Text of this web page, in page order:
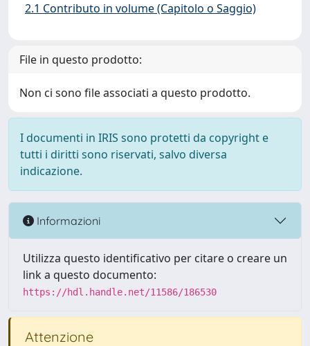
2.1 Contributo in volume (Capitolo o Saggio)
File in questo prodotto:
Non ci sono file associati a questo prodotto.
I documenti in IRIS sono protetti da copyright e
tutti i diritti sono riservati, salvo diversa
indicazione.
Informazioni
Utilizza questo identificativo per citare o creare un
link a questo documento:
https://hdl.handle.net/11586/186530
Attenzione